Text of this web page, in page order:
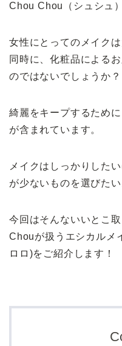
Chou Chou（シュシュ
女性にとってのメイク
同時に、化粧品による
のではないでしょうか？
綺麗をキープするため
が含まれています。
メイクはしっかりした
が少ないものを選びたい
今回はそんないいとこ
Chouが扱うエシカルメ
ロロ)をご紹介します！